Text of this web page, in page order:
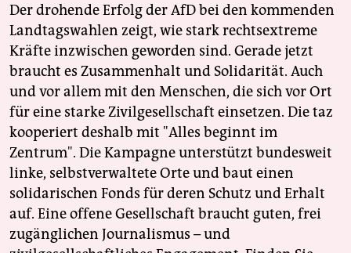
Der drohende Erfolg der AfD bei den kommenden
Landtagswahlen zeigt, wie stark rechtsextreme
Kräfte inzwischen geworden sind. Gerade jetzt
braucht es Zusammenhalt und Solidarität. Auch
und vor allem mit den Menschen, die sich vor Ort
für eine starke Zivilgesellschaft einsetzen. Die taz
kooperiert deshalb mit "Alles beginnt im
Zentrum". Die Kampagne unterstützt bundesweit
linke, selbstverwaltete Orte und baut einen
solidarischen Fonds für deren Schutz und Erhalt
auf. Eine offene Gesellschaft braucht guten, frei
zugänglichen Journalismus – und